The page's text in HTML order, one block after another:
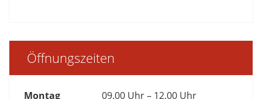
Öffnungszeiten
Montag 09.00 Uhr – 12.00 Uhr